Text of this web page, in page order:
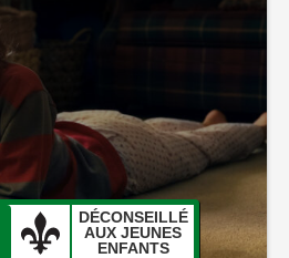
DÉCONSEILLÉ
AUX JEUNES
ENFANTS